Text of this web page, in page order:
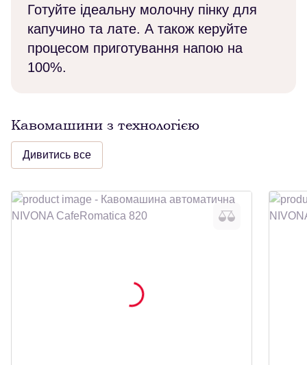
Готуйте ідеальну молочну пінку для
капучино та лате. А також керуйте
процесом приготування напою на
100%.
Кавомашини з технологією
Дивитись все
Кавомашина автоматична NIVONA
CafeRomatica 820